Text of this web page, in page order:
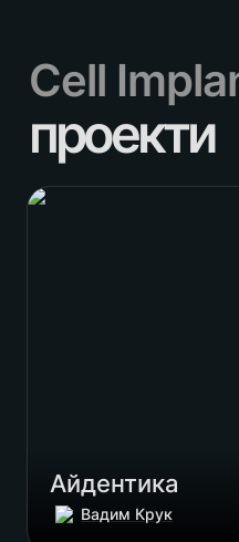
Cell
проекти
Айдентика
Айдентика
Вадим Крук